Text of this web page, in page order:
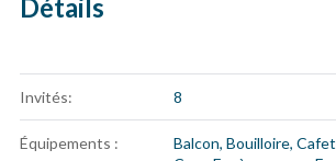
Détails
Invités: 8
Équipements : Balcon, Bouilloire,